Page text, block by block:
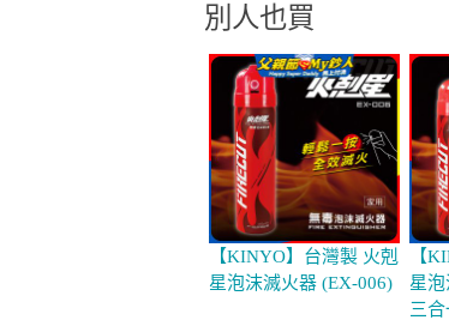
別人也買
【KINYO】台灣製 火剋
星泡沫滅火器 (EX-006)
【
星
三